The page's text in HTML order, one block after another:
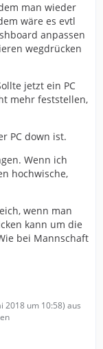
man wieder
wäre es evtl
anpassen
wegdrücken
jetzt ein PC
mehr feststellen,
PC down ist.
Wenn ich
hochwische,
wenn man
kann um die
bei Mannschaft
2018 um 10:58) aus